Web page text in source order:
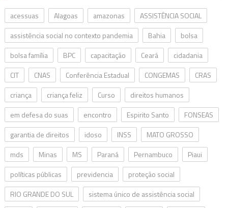
acessuas Alagoas amazonas
ASSISTÊNCIA SOCIAL
assistência social no contexto pandemia
Bahia
bolsa
bolsa família
BPC capacitação Ceará
cidadania
CIT
CNAS Conferência Estadual CONGEMAS
CRAS
criança
criança feliz Curso
direitos humanos
em defesa do suas
encontro Espirito Santo
FONSEAS
garantia de direitos
idoso INSS
MATO GROSSO
mds
Minas MS Paraná Pernambuco
Piaui
políticas públicas
previdencia
proteção social
RIO GRANDE DO SUL
sistema único de assistência social